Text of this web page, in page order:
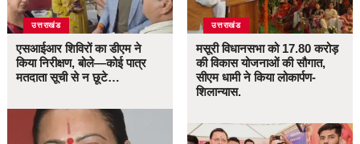
उत्तराखंड
एसआईआर शिविरों का डीएम ने
किया निरीक्षण, बोले—कोई पात्र
मतदाता सूची से न छूटे…
उत्तराखंड
मसूरी विधानसभा को 17.80 करोड़
की विकास योजनाओं की सौगात,
सीएम धामी ने किया लोकार्पण-
शिलान्यास.